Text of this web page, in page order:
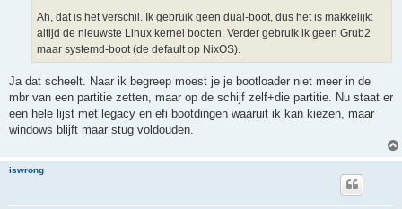
Ah, dat is het verschil. Ik gebruik geen dual-boot, dus het is makkelijk:
altijd de nieuwste Linux kernel booten. Verder gebruik ik geen Grub2
maar systemd-boot (de default op NixOS).
Ja dat scheelt. Naar ik begreep moest je je bootloader niet meer in de
mbr van een partitie zetten, maar op de schijf zelf+die partitie. Nu staat er
een hele lijst met legacy en efi bootdingen waaruit ik kan kiezen, maar
windows blijft maar stug voldouden.
iswrong